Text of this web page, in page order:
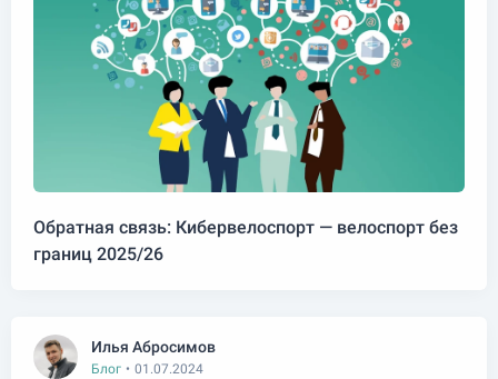
Обратная связь: Кибервелоспорт — велоспорт без
границ 2025/26
Илья Абросимов
Блог • 01.07.2024